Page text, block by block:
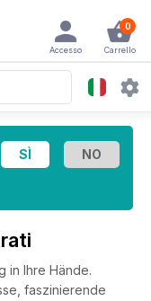
0
Carrello
Accesso
in Ihre Hände.
faszinierende